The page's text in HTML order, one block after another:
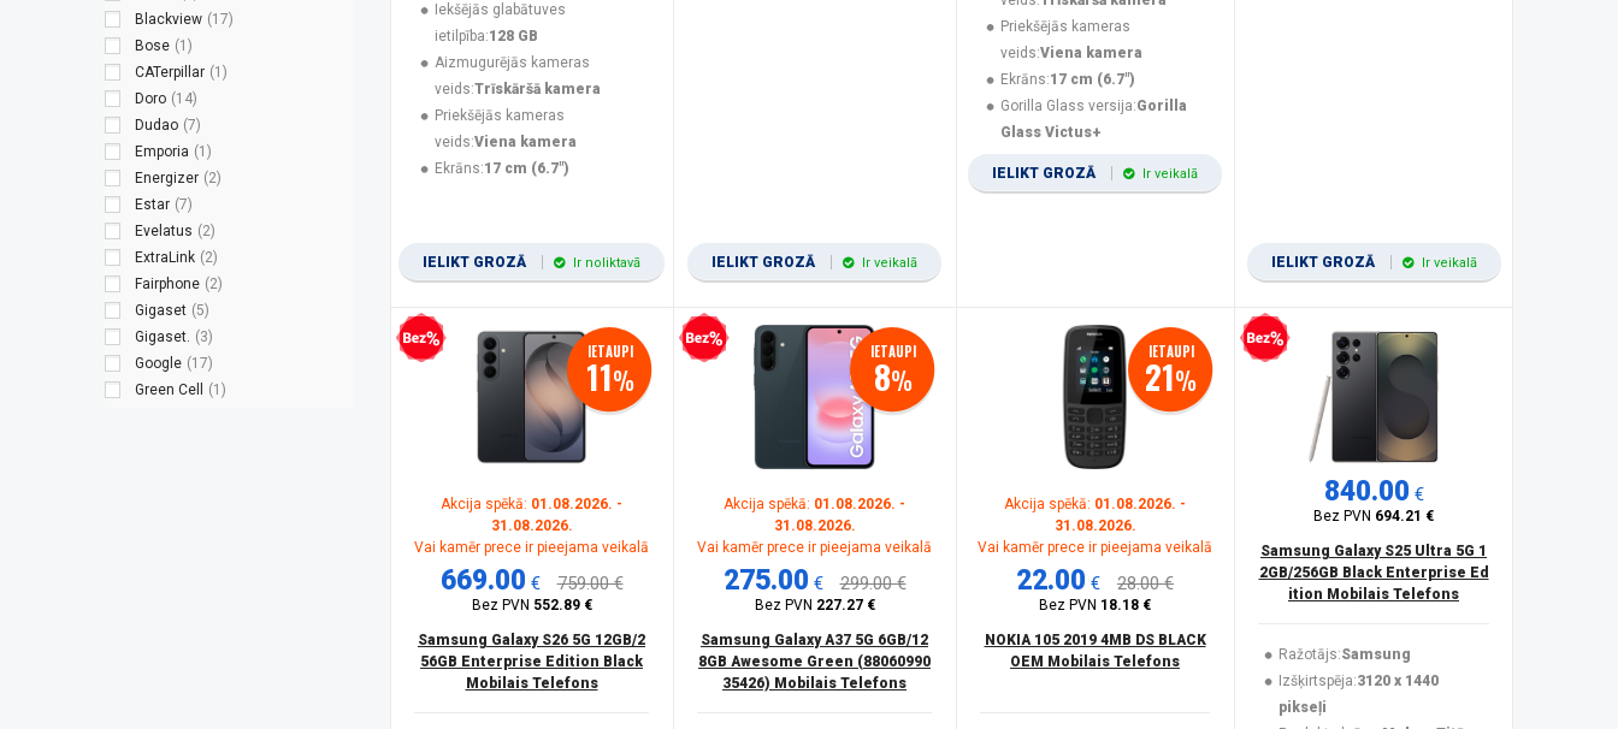
Blackview (17)
Bose (1)
CATerpillar (1)
Doro (14)
Dudao (7)
Emporia (1)
Energizer (2)
Estar (7)
Evelatus (2)
ExtraLink (2)
Fairphone (2)
Gigaset (5)
Gigaset. (3)
Google (17)
Green Cell
(1)
Iekšējās glabātuves
ietilpība:128 GB
Aizmugurējās kameras
veids:Trīskāršā kamera
Priekšējās kameras
veids:Viena kamera
Ekrāns:17 cm (6.7")
IELIKT GROZĀ Ir noliktavā IELIKT GROZĀ Ir veikalā
Priekšējās kameras
veids:Viena kamera
Ekrāns:17 cm (6.7")
Gorilla Glass versija:Gorilla
Glass Victus+
IELIKT GROZĀ Ir veikalā
IELIKT GROZĀ Ir veikalā
Bezprocentu kredīts IETAUPI
11%
Akcija spēkā: 01.08.2026. -
31.08.2026.
Vai kamēr prece ir pieejama veikalā
669.00 € 759.00 €
Bez PVN 552.89 €
Samsung Galaxy S26 5G 12GB/2
56GB Enterprise Edition Black
Mobilais Telefons
Bezprocentu kredīts IETAUPI
8%
Akcija spēkā: 01.08.2026. -
31.08.2026.
Vai kamēr prece ir pieejama veikalā
275.00 € 299.00 €
Bez PVN 227.27 €
Samsung Galaxy A37 5G 6GB/12
8GB Awesome Green (88060990
35426) Mobilais Telefons
IETAUPI
21%
Akcija spēkā: 01.08.2026. -
31.08.2026.
Vai kamēr prece ir pieejama veikalā
22.00 € 28.00 €
Bez PVN 18.18 €
NOKIA 105 2019 4MB DS BLACK
OEM Mobilais Telefons
Bezprocentu kredīts
840.00 €
Bez PVN 694.21 €
Samsung Galaxy S25 Ultra 5G 1
2GB/256GB Black Enterprise Ed
ition Mobilais Telefons
Ražotājs:Samsung
Izšķirtspēja:3120 x 1440
pikseļi